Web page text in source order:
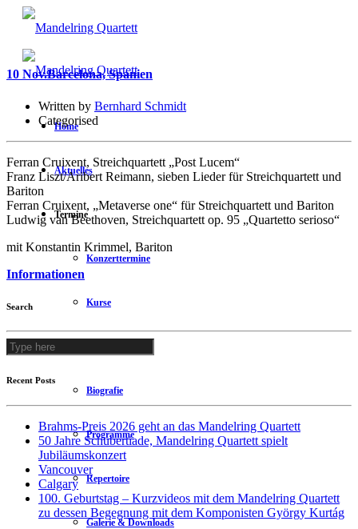
Home
Aktuelles
Termine
Konzerttermine
Kurse
Das Quartett
Biografie
Programme
Repertoire
Galerie & Downloads
10 Nov.Barcelona, Spanien
Written by Bernhard Schmidt
Categorised
Ferran Cruixent, Streichquartett „Post Lucem“
Franz Liszt/Aribert Reimann, sieben Lieder für Streichquartett und
Bariton
Ferran Cruixent, „Metaverse one“ für Streichquartett und Bariton
Ludwig van Beethoven, Streichquartett op. 95 „Quartetto serioso“
mit Konstantin Krimmel, Bariton
Informationen
Search
Recent Posts
Brahms-Preis 2026 geht an das Mandelring Quartett
50 Jahre Schubertiade, Mandelring Quartett spielt
Jubiläumskonzert
Vancouver
Calgary
100. Geburtstag – Kurzvideos mit dem Mandelring Quartett
zu dessen Begegnung mit dem Komponisten György Kurtág